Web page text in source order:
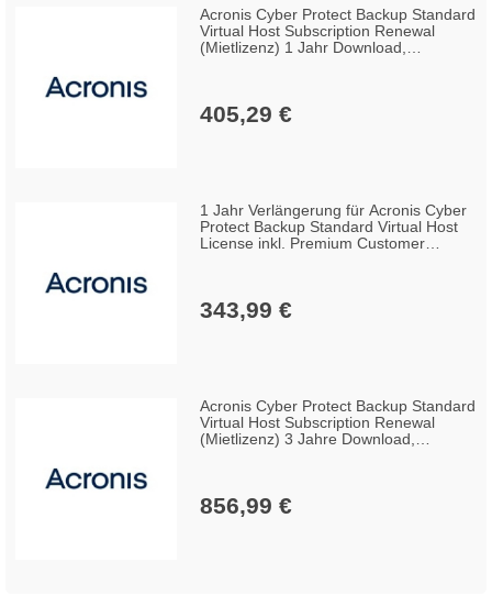
Acronis Cyber Protect Backup Standard
Virtual Host Subscription Renewal
(Mietlizenz) 1 Jahr Download,
405,29 €
1 Jahr Verlängerung für Acronis Cyber
Protect Backup Standard Virtual Host
License inkl. Premium Customer
343,99 €
Acronis Cyber Protect Backup Standard
Virtual Host Subscription Renewal
(Mietlizenz) 3 Jahre Download,
856,99 €